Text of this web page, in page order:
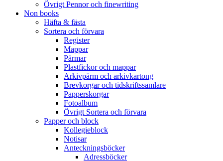
Övrigt Pennor och finewriting
Non books
Häfta & fästa
Sortera och förvara
Register
Mappar
Pärmar
Plastfickor och mappar
Arkivpärm och arkivkartong
Brevkorgar och tidskriftssamlare
Papperskorgar
Fotoalbum
Övrigt Sortera och förvara
Papper och block
Kollegieblock
Notisar
Anteckningsböcker
Adressböcker